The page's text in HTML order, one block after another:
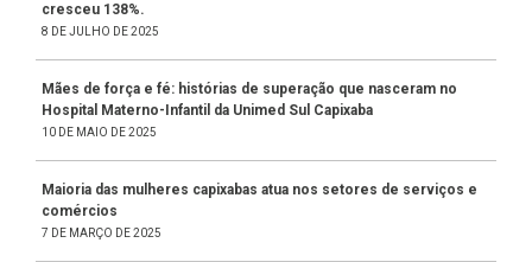
cresceu 138%.
8 DE JULHO DE 2025
Mães de força e fé: histórias de superação que nasceram no
Hospital Materno-Infantil da Unimed Sul Capixaba
10 DE MAIO DE 2025
Maioria das mulheres capixabas atua nos setores de serviços e
comércios
7 DE MARÇO DE 2025